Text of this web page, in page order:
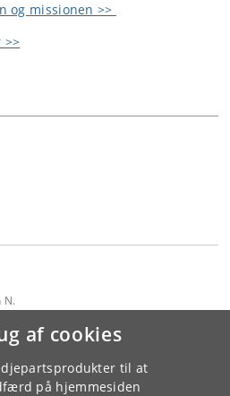
af cookies
til at
på hjemmesiden
og missionen >>
>>
N.